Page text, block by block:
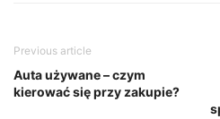
Previous article
Auta używane – czym
kierować się przy zakupie?